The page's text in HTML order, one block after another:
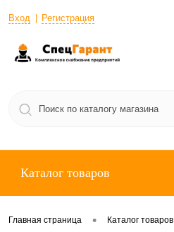
Вход Регистрация
Каталог товаров
Главная страница • Каталог товаров